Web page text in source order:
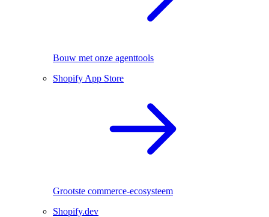
Bouw met onze agenttools
Shopify App Store
Grootste commerce-ecosysteem
Shopify.dev